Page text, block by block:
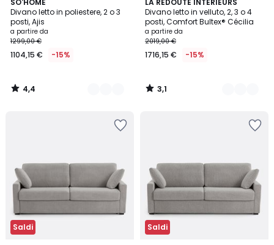
SO'HOME
Divano letto in poliestere, 2 o 3
posti, Ajis
a partire da
1299,00 €
1104,15 € -15%
/ 5
3
Colori
4,4
/
LA REDOUTE INTERIEURS
Divano letto in velluto, 2, 3 o 4
posti, Comfort Bultex® Cécilia
a partire da
2019,00 €
1716,15 € -15%
/
5
7
Colori
3,1
/
Saldi Saldi